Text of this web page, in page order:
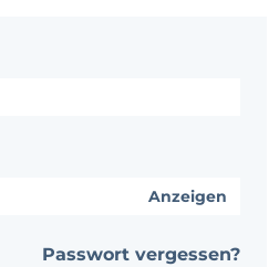
Anzeigen
Passwort vergessen?